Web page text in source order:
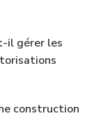
il gérer les
construction